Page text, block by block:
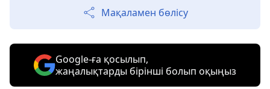
Мақаламен бөлісу
Google-ға қосылып,
жаңалықтарды бірінші болып оқыңыз